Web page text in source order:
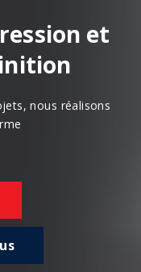
et
nous réalisons